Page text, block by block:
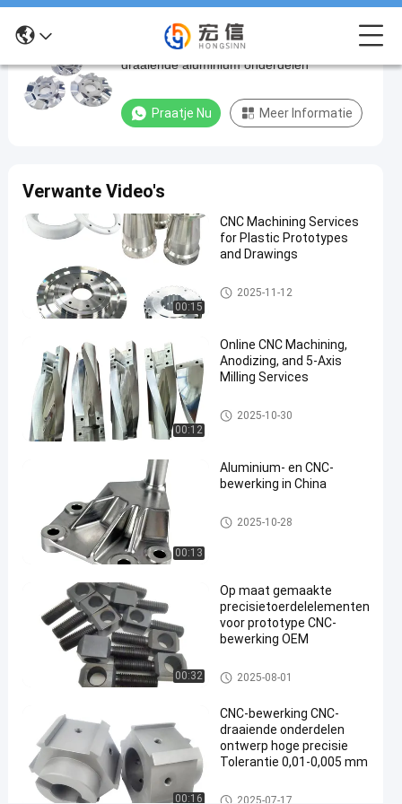
Custom
5
axis
draaiende
aluminium
5 ascnc het
machinaal
bewerken
2025-
06-25
90
#
mini-cnc-
onderdelen
#
cnc
cnc-
bewerking
Custom 5 axis CNC-bewerking Cnc
draaiende aluminium onderdelen
Praatje Nu Meer Informatie
Verwante Video's
00:15
CNC Machining Services
for Plastic Prototypes
and Drawings
CNC-draaionderdelen
2025-11-12
00:12
Online CNC Machining,
Anodizing, and 5-Axis
Milling Services
5 ascnc het machinaal bewerk
en
2025-10-30
00:13
Aluminium- en CNC-
bewerking in China
5 ascnc het machinaal bewerk
en
2025-10-28
00:32
Op maat gemaakte
precisietoerdelelementen
voor prototype CNC-
bewerking OEM
CNC-draaionderdelen
2025-08-01
00:16
CNC-bewerking CNC-
draaiende onderdelen
ontwerp hoge precisie
Tolerantie 0,01-0,005 mm
CNC-draaionderdelen
2025-07-17